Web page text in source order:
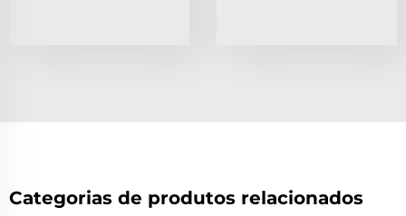
Categorias de produtos relacionados